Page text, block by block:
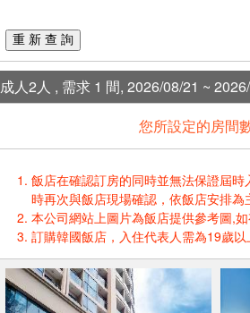
重 新 查 詢
成人2人 , 需求 1 間, 2026/08/21 ~
您所設定的房間
飯店在確認訂房的同時並無法保證屆
時再次與飯店現場確認，依飯店安排為
本公司網站上圖片為飯店提供參考圖,
訂購韓國飯店，入住代表人需為19歲以